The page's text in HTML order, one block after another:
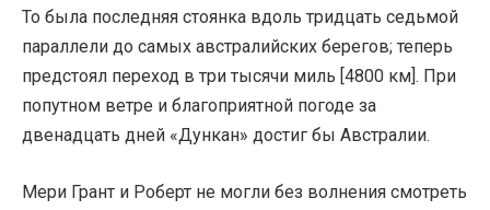
То была последняя стоянка вдоль тридцать седьмой
параллели до самых австралийских берегов; теперь
предстоял переход в три тысячи миль [4800 км]. При
попутном ветре и благоприятной погоде за
двенадцать дней «Дункан» достиг бы Австралии.
Мери Грант и Роберт не могли без волнения смотреть